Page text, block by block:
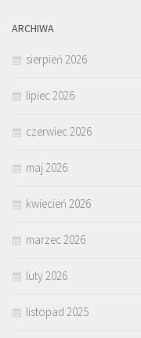
ARCHIWA
sierpień 2026
lipiec 2026
czerwiec 2026
maj 2026
kwiecień 2026
marzec 2026
luty 2026
listopad 2025